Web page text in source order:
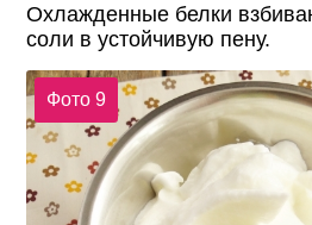
Охлажденные белки
соли в устойчивую пену.
Фото 9